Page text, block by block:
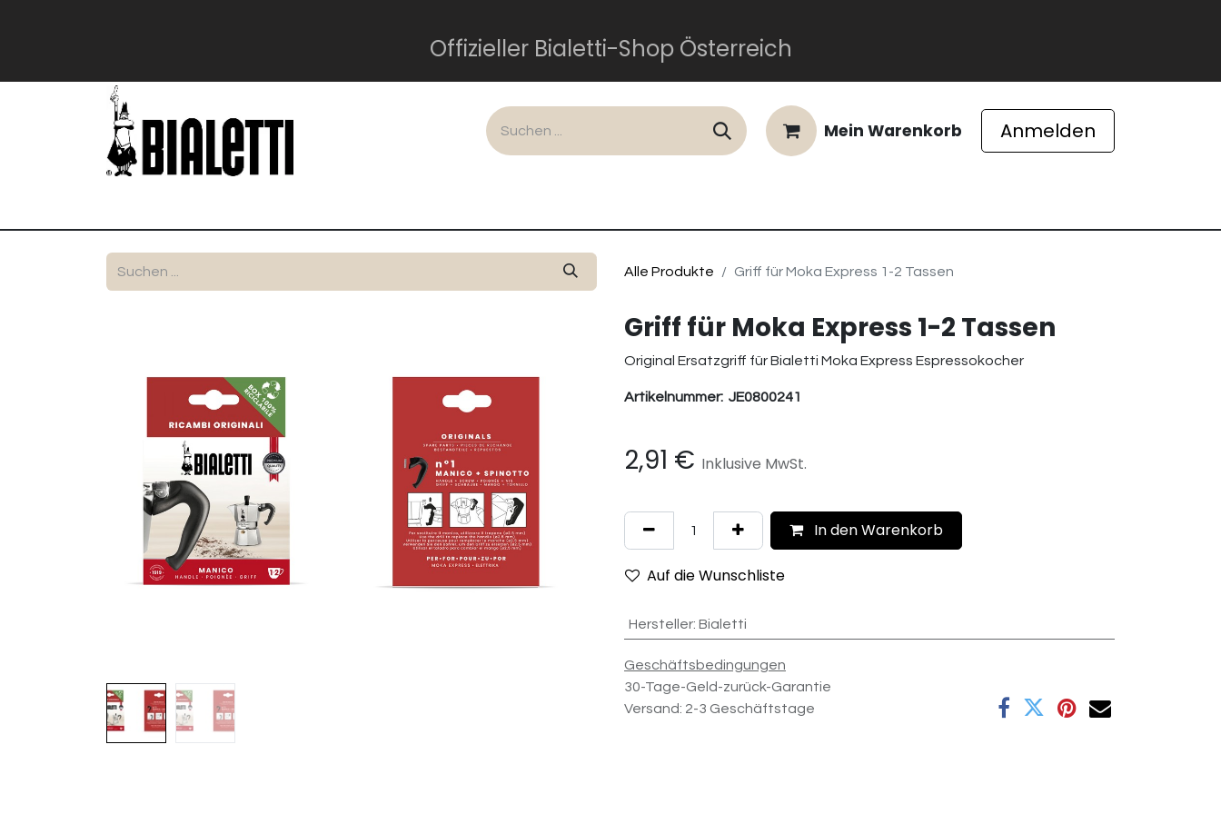
Offizieller Bialetti-Shop Österreich
Mein Warenkorb Anmelden
Alle Produkte Griff für Moka Express 1-2 Tassen
Griff für Moka Express 1-2 Tassen
Original Ersatzgriff für Bialetti Moka Express Espressokocher
Artikelnummer: JE0800241
2,91 € Inklusive MwSt.
In den Warenkorb
Auf die Wunschliste
Hersteller: Bialetti
Geschäftsbedingungen
30-Tage-Geld-zurück-Garantie
Versand: 2-3 Geschäftstage